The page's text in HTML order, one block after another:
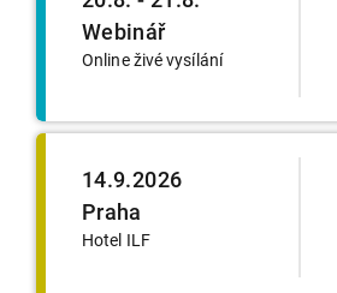
Webinář
Online živé vysílání
14.9.2026
Praha
Hotel ILF